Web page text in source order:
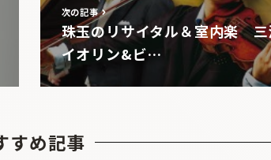
次の記事
珠玉のリサイタル＆室内楽 三
イオリン&ビ…
すめ記事